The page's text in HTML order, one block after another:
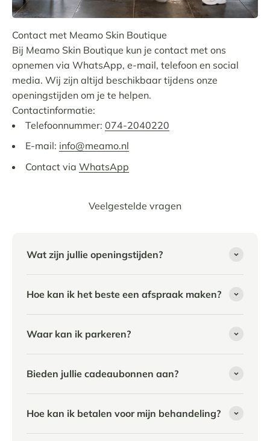
Bij Meamo Skin Boutique kun je contact met ons
opnemen via WhatsApp, e-mail, telefoon en social
media. Wij zijn altijd beschikbaar tijdens onze
openingstijden om je te helpen.
Contactinformatie:
Telefoonnummer: 074-2040220
E-mail: info@meamo.nl
Contact via WhatsApp
Veelgestelde vragen
Wat zijn jullie openingstijden?
Hoe kan ik het beste een afspraak maken?
Waar kan ik parkeren?
Bieden jullie cadeaubonnen aan?
Hoe kan ik betalen voor mijn behandeling?